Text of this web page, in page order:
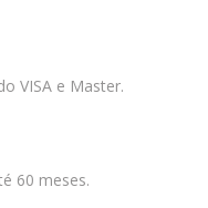
VISA e Master.
60 meses.